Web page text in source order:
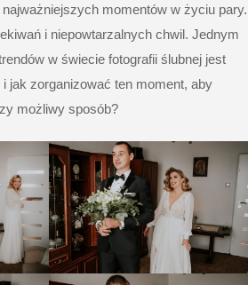
momentów w życiu pary.
i niepowtarzalnych chwil. Jednym
w świecie fotografii ślubnej jest
i jak zorganizować ten moment, aby
możliwy sposób?